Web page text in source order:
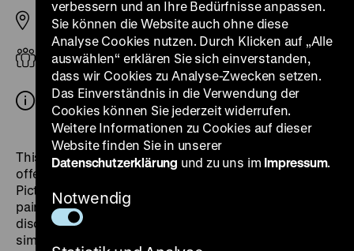
Pei-Bau
Geflüchtete, Kinder und Familie
Eintritt mit dem Ticket für die Lange Nacht der
Museen, Kinder bis 12 Jahre haben freien Eintritt
This year at the Long Night of Museums, Multaka will
offer short tours
in the exhibition “Dive into the
Picture!” Together, we will take a brief look at a
painting from 16th-century Augsburg, Germany, and
discuss social class, trading, food, and nature in a
simple and understandable way for kids. We will also
verbessern und an Ihre Bedürfnisse anpassen.
Sie können die Website auch ohne diese
Analyse Cookies nutzen. Durch Klicken auf „Alle
auswählen“ erklären Sie sich einverstanden,
dass wir Cookies zu Analyse-Zwecken setzen.
Das Einverständnis in die Verwendung der
Cookies können Sie jederzeit widerrufen.
Weitere Informationen zu Cookies auf dieser
Website finden Sie in unserer
Datenschutzerklärung und zu uns im Impressum.
Notwendig